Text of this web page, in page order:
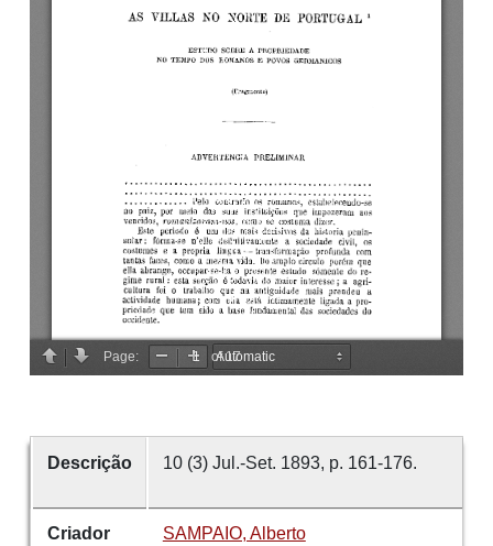
Descrição 10 (3) Jul.-Set. 1893, p. 161-176.
Criador SAMPAIO, Alberto